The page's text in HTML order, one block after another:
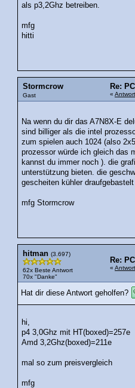
als p3,2Ghz betreiben.
mfg
hitti
Stormcrow
Gast
Re:
«
Na wenn du dir das A7N8X-E
sind billiger als die intel
zum spielen auch 1024 (also
prozessor würde ich gleich das
kannst du immer noch ). die
unterstützung bieten. die
gescheiten kühler
mfg Stormcrow
hitman (3.697)
62x Beste Antwort
70x "Danke"
Re:
«
Hat dir diese Antwort geholfen?
hi,
p4 3,0Ghz mit HT(boxed)=257e
Amd 3,2Ghz(boxed)=211e
mal so zum preisvergleich
mfg